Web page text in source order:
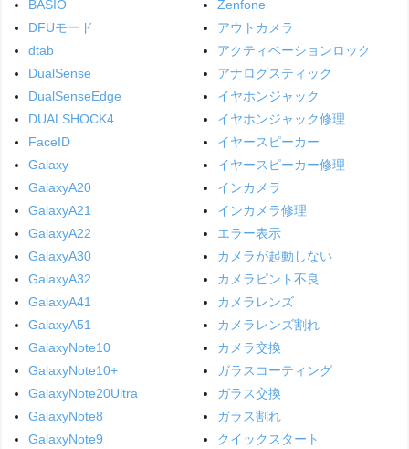
BASIO
DFUモード
dtab
DualSense
DualSenseEdge
DUALSHOCK4
FaceID
Galaxy
GalaxyA20
GalaxyA21
GalaxyA22
GalaxyA30
GalaxyA32
GalaxyA41
GalaxyA51
GalaxyNote10
GalaxyNote10+
GalaxyNote20Ultra
GalaxyNote8
GalaxyNote9
Zenfone
アウトカメラ
アクティベーションロック
アナログスティック
イヤホンジャック
イヤホンジャック修理
イヤースピーカー
イヤースピーカー修理
インカメラ
インカメラ修理
エラー表示
カメラが起動しない
カメラピント不良
カメラレンズ
カメラレンズ割れ
カメラ交換
ガラスコーティング
ガラス交換
ガラス割れ
クイックスタート